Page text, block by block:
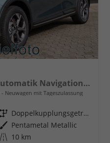
GT-Line 1.6 T-GDI DCT-Automatik Navigation, Sitzheizung
Neuwagen mit Tageszulassung
Getriebe
Doppelkupplungsgetriebe (DSG)
Außenfarbe Pentametal Metallic
Kilometerstand 10 km